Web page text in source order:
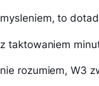
mysleniem, to
z taktowaniem
nie rozumiem, W3